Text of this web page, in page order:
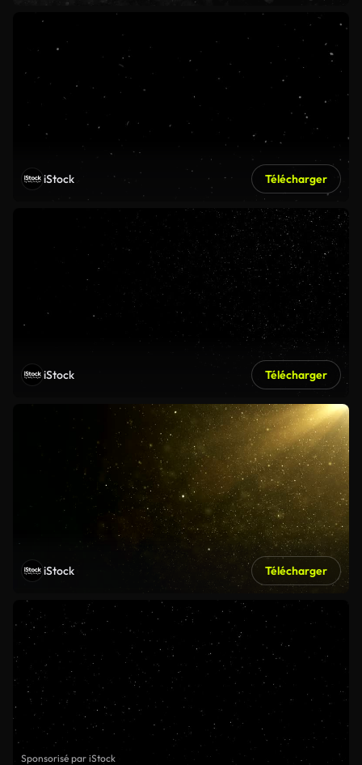
iStock Télécharger
iStock Télécharger
iStock Télécharger
Sponsorisé par iStock